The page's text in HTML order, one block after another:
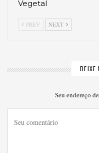
Vegetal
PREV NEXT
DEIXE
Seu endereço